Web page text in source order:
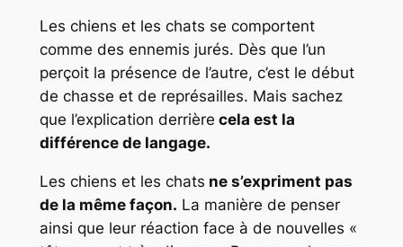
Les chiens et les chats se comportent
comme des ennemis jurés. Dès que l’un
perçoit la présence de l’autre, c’est le début
de chasse et de représailles. Mais sachez
que l’explication derrière cela est la
différence de langage.
Les chiens et les chats ne s’expriment pas
de la même façon. La manière de penser
ainsi que leur réaction face à de nouvelles «